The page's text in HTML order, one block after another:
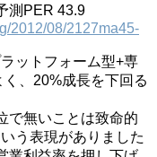
測PER 43.9
2012/08/2127ma45-
ットフォーム型+専
、20%成長を下回る
で無いことは致命的
う表現がありました